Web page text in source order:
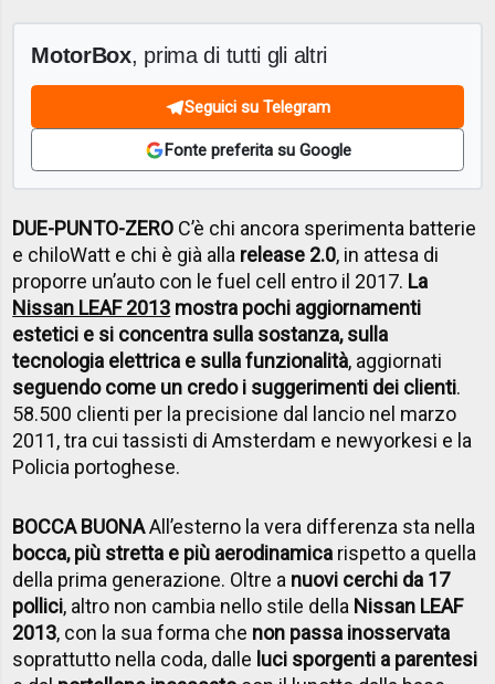
MotorBox, prima di tutti gli altri
Seguici su Telegram
Fonte preferita su Google
DUE-PUNTO-ZERO C’è chi ancora sperimenta batterie
e chiloWatt e chi è già alla release 2.0, in attesa di
proporre un’auto con le fuel cell entro il 2017. La
Nissan LEAF 2013 mostra pochi aggiornamenti
estetici e si concentra sulla sostanza, sulla
tecnologia elettrica e sulla funzionalità, aggiornati
seguendo come un credo i suggerimenti dei clienti.
58.500 clienti per la precisione dal lancio nel marzo
2011, tra cui tassisti di Amsterdam e newyorkesi e la
Policia portoghese.
BOCCA BUONAAll’esterno la vera differenza sta nella
bocca, più stretta e più aerodinamica rispetto a quella
della prima generazione. Oltre a nuovi cerchi da 17
pollici, altro non cambia nello stile della Nissan LEAF
2013, con la sua forma che non passa inosservata
soprattutto nella coda, dalle luci sporgenti a parentesi